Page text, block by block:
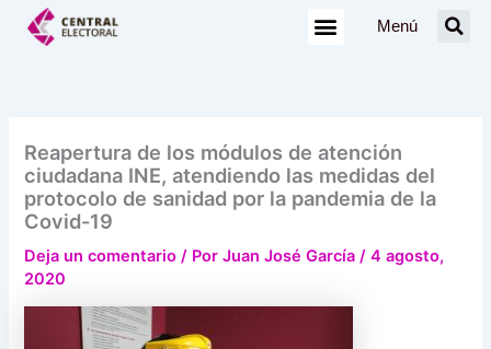
Menú
Reapertura de los módulos de atención
ciudadana INE, atendiendo las medidas del
protocolo de sanidad por la pandemia de la
Covid-19
Deja un comentario / PorJuan José García/4 agosto,
2020